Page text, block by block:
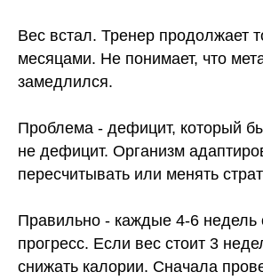
Вес встал. Тренер продолжает
месяцами. Не понимает, что
замедлился.
Проблема - дефицит, который
не дефицит. Организм
пересчитывать или менять
Правильно - каждые 4-6 недель
прогресс. Если вес стоит 3
снижать калории. Сначала